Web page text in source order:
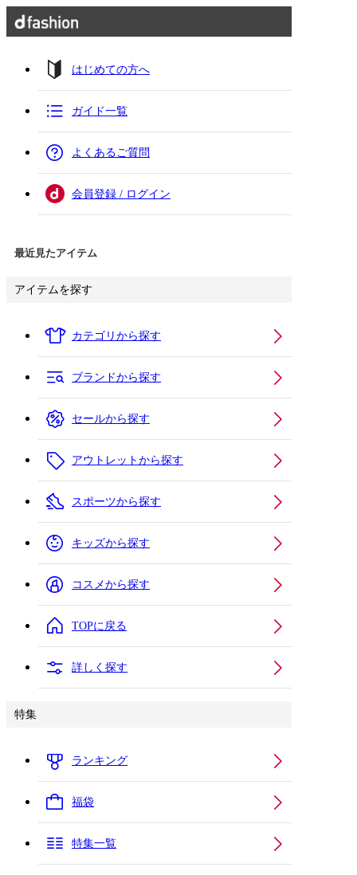
はじめての方へ
ガイド一覧
よくあるご質問
会員登録 / ログイン
最近見たアイテム
アイテムを探す
カテゴリから探す
ブランドから探す
セールから探す
アウトレットから探す
スポーツから探す
キッズから探す
コスメから探す
TOPに戻る
詳しく探す
特集
ランキング
福袋
特集一覧